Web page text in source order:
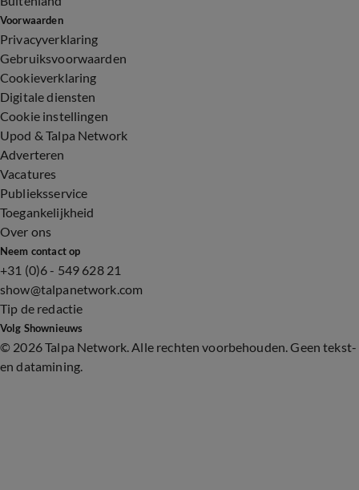
Voorwaarden
Privacyverklaring
Gebruiksvoorwaarden
Cookieverklaring
Digitale diensten
Cookie instellingen
Upod & Talpa Network
Adverteren
Vacatures
Publieksservice
Toegankelijkheid
Over ons
Neem contact op
+31 (0)6 - 549 628 21
show@talpanetwork.com
Tip de redactie
Volg Shownieuws
© 2026 Talpa Network. Alle rechten voorbehouden. Geen tekst-
en datamining.